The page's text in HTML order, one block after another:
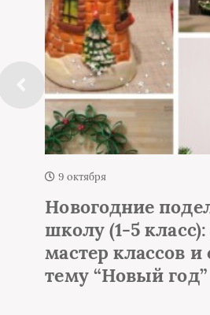
поделки в
50+ фото
и схем на
год”